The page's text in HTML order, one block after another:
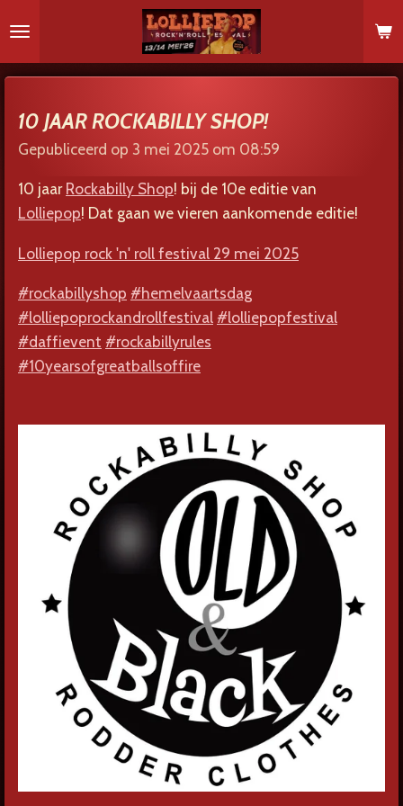
naar
hoofdinhoud
10 JAAR ROCKABILLY SHOP!
Gepubliceerd op 3 mei 2025 om 08:59
10 jaarRockabilly Shop! bij de 10e editie van
Lolliepop! Dat gaan we vieren aankomende editie!
Lolliepop rock 'n' roll festival 29 mei 2025
#rockabillyshop #hemelvaartsdag
#lolliepoprockandrollfestival #lolliepopfestival
#daffievent #rockabillyrules
#10yearsofgreatballsoffire